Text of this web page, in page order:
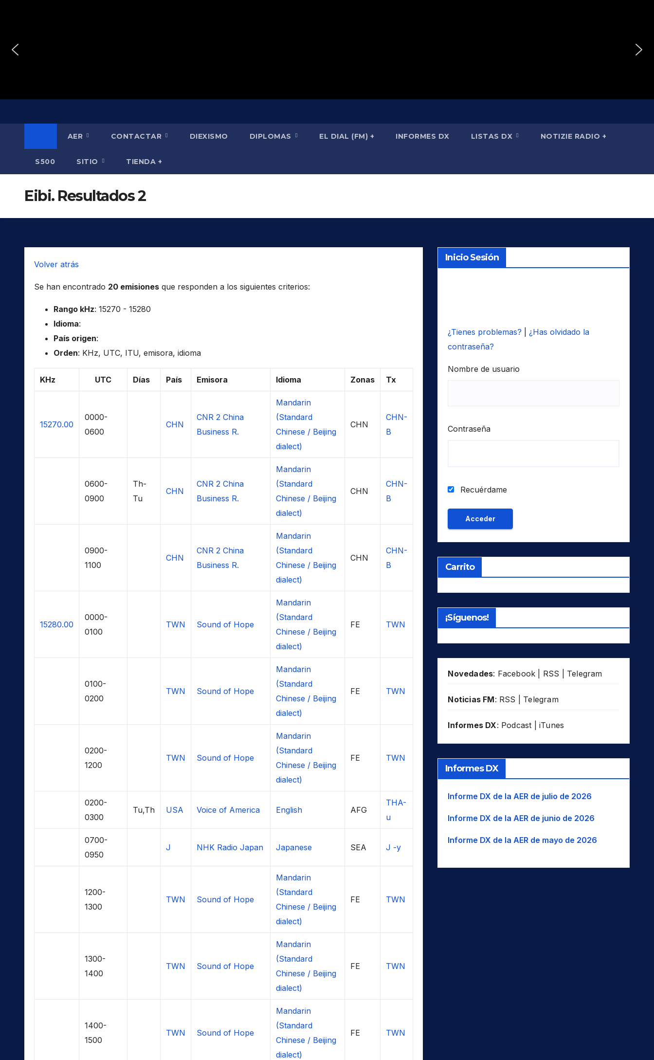
AER CONTACTAR DIEXISMO DIPLOMAS EL DIAL (FM) + INFORMES DX LISTAS DX NOTIZIE RADIO +
S500 SITIO TIENDA +
Eibi. Resultados 2
Volver atrás
Se han encontrado 20 emisiones que responden a los siguientes criterios:
Rango kHz: 15270 - 15280
Idioma:
País origen:
Orden: KHz, UTC, ITU, emisora, idioma
KHz UTC Días País Emisora Idioma Zonas Tx
15270.00
0000-
0600
CHN
CNR 2 China
Business R.
Mandarin
(Standard
Chinese / Beijing
dialect)
CHN
CHN-
B
0600-
0900
Th-
Tu
CHN
CNR 2 China
Business R.
Mandarin
(Standard
Chinese / Beijing
dialect)
CHN
CHN-
B
0900-
1100
CHN
CNR 2 China
Business R.
Mandarin
(Standard
Chinese / Beijing
dialect)
CHN
CHN-
B
15280.00
0000-
0100
TWN Sound of Hope
Mandarin
(Standard
Chinese / Beijing
dialect)
FE TWN
0100-
0200
TWN Sound of Hope
Mandarin
(Standard
Chinese / Beijing
dialect)
FE TWN
0200-
1200
TWN Sound of Hope
Mandarin
(Standard
Chinese / Beijing
dialect)
FE TWN
0200-
0300
Tu,Th USA Voice of America English AFG
THA-
u
0700-
0950
J NHK Radio Japan Japanese SEA J -y
1200-
1300
TWN Sound of Hope
Mandarin
(Standard
Chinese / Beijing
dialect)
FE TWN
1300-
1400
TWN Sound of Hope
Mandarin
(Standard
Chinese / Beijing
dialect)
FE TWN
1400-
1500
TWN Sound of Hope
Mandarin
(Standard
Chinese / Beijing
dialect)
FE TWN
Inicio Sesión
¿Tienes problemas?
¿Has olvidado la
contraseña?
Nombre de usuario
Contraseña
Recuérdame
Carrito
¡Síguenos!
Novedades: Facebook RSS Telegram
Noticias FM: RSS Telegram
Informes DX: Podcast iTunes
Informes DX
Informe DX de la AER de julio de 2026
Informe DX de la AER de junio de 2026
Informe DX de la AER de mayo de 2026